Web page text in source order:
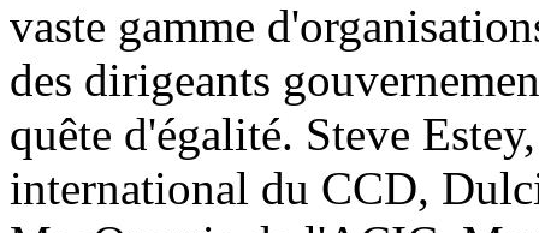
vaste gamme
des dirigeants
quête d'égalité. Steve
international du CCD,